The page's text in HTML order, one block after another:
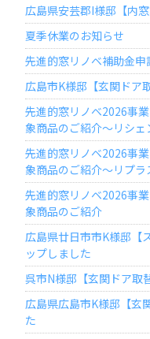
広島県安芸郡I様邸【内
夏季休業のお知らせ
先進的窓リノベ補助金申
広島市K様邸【玄関ドア
先進的窓リノベ2026事
象商品のご紹介～リシェ
先進的窓リノベ2026事
象商品のご紹介～リプラ
先進的窓リノベ2026事
象商品のご紹介
広島県廿日市市K様邸【
ップしました
呉市N様邸【玄関ドア取
広島県広島市K様邸【玄
た